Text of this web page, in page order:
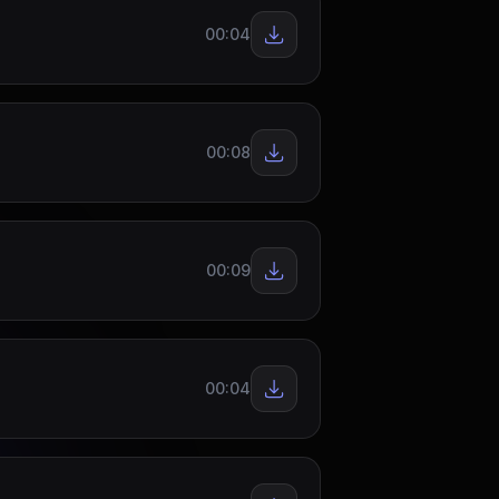
00:04
00:08
00:09
00:04